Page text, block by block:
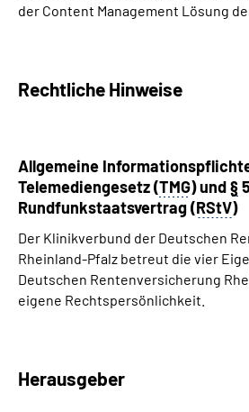
der Content Management Lösung
Rechtliche Hinweise
Allgemeine
Telemediengesetz (TMG) und§
Rundfunkstaatsvertrag (RStV)
Der Klinikverbund der Deutschen
Rheinland-Pfalz betreut die vier
Deutschen Rentenversicherung
eigene Rechtspersönlichkeit.
Herausgeber